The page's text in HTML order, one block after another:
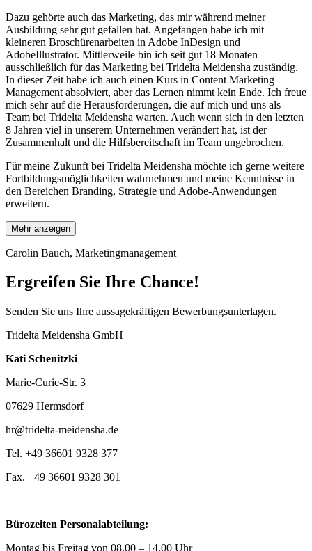
Dazu gehörte auch das Marketing, das mir während meiner
Ausbildung sehr gut gefallen hat. Angefangen habe ich mit
kleineren Broschürenarbeiten in Adobe InDesign und
AdobeIllustrator. Mittlerweile bin ich seit gut 18 Monaten
ausschließlich für das Marketing bei Tridelta Meidensha zuständig.
In dieser Zeit habe ich auch einen Kurs in Content Marketing
Management absolviert, aber das Lernen nimmt kein Ende. Ich freue
mich sehr auf die Herausforderungen, die auf mich und uns als
Team bei Tridelta Meidensha warten. Auch wenn sich in den letzten
8 Jahren viel in unserem Unternehmen verändert hat, ist der
Zusammenhalt und die Hilfsbereitschaft im Team ungebrochen.
Für meine Zukunft bei Tridelta Meidensha möchte ich gerne weitere
Fortbildungsmöglichkeiten wahrnehmen und meine Kenntnisse in
den Bereichen Branding, Strategie und Adobe-Anwendungen
erweitern.
Mehr anzeigen
Carolin Bauch, Marketingmanagement
Ergreifen Sie Ihre Chance!
Senden Sie uns Ihre aussagekräftigen Bewerbungsunterlagen.
Tridelta Meidensha GmbH
Kati Schenitzki
Marie-Curie-Str. 3
07629 Hermsdorf
hr@tridelta-meidensha.de
Tel. +49 36601 9328 377
Fax. +49 36601 9328 301
Bürozeiten Personalabteilung:
Montag bis Freitag von 08.00 – 14.00 Uhr